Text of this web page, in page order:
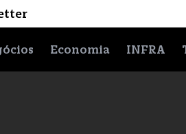
Economia INFRA